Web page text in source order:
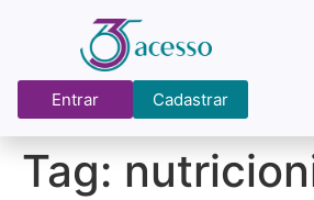
Entrar Cadastrar
Tag: